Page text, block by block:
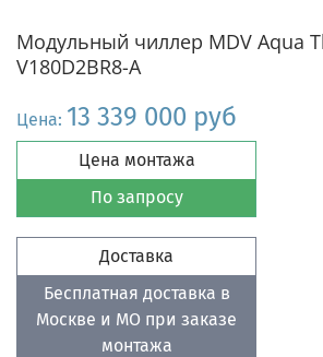
Модульный чиллер MDV Aqua
V180D2BR8-A
Цена: 13 339 000 руб
Цена монтажа
По запросу
Доставка
Бесплатная доставка в
Москве и МО при заказе
монтажа